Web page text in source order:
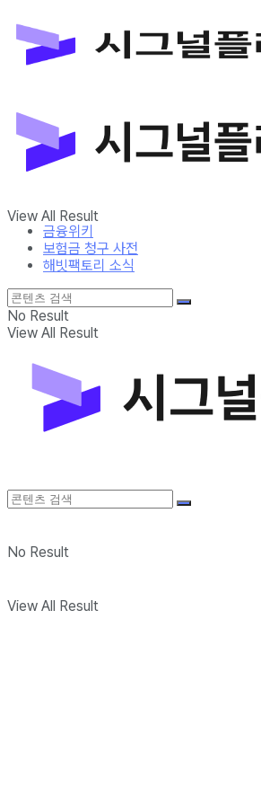
보험금 청구 사전
해빗팩토리 소식
View All Result
금융위키
보험금 청구 사전
해빗팩토리 소식
No Result
View All Result
No Result
View All Result